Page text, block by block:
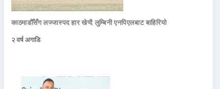
काठमाडौँसँग लज्जास्पद हार खेप्दै लुम्बिनी एनपिएलबाट बाहिरियो
२ वर्ष अगाडि